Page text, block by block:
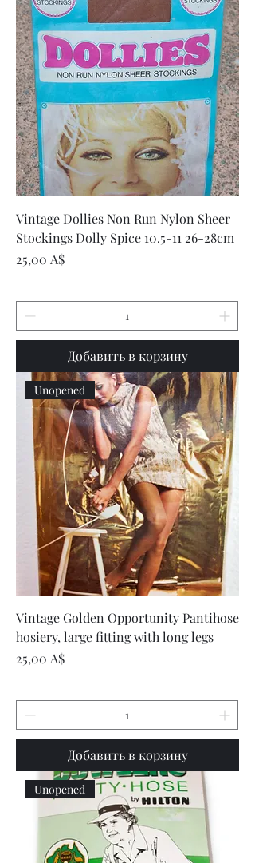
Vintage Dollies Non Run Nylon Sheer
Stockings Dolly Spice 10.5-11 26-28cm
Цена
25,00 A$
Добавить в корзину
Unopened
Vintage Golden Opportunity Pantihose
hosiery, large fitting with long legs
Цена
25,00 A$
Добавить в корзину
Unopened